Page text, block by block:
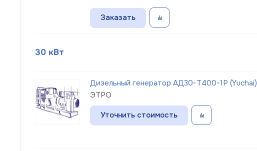
Заказать
30 кВт
Дизельный генератор АД30-Т400-1Р (Yuchai)
ЭТРО
Уточнить стоимость